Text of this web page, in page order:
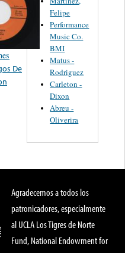
De
Felipe
Performance
Music Co.
BMI
Matus -
Rodriguez
Carleton -
Dixon
Abreu -
Oliverira
Agradecemos a todos los
patronicadores, especialmente
al UCLA Los Tigres de Norte
Fund, National Endowment for